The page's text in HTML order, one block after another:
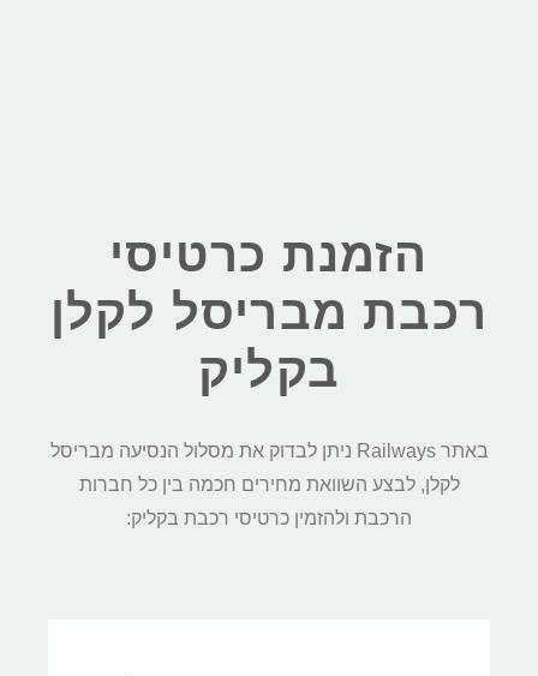
הזמנת כרטיסי
רכבת מבריסל לקלן
בקליק
באתר Railways ניתן לבדוק את מסלול הנסיעה מבריסל
לקלן, לבצע השוואת מחירים חכמה בין כל חברות
הרכבת ולהזמין כרטיסי רכבת בקליק: